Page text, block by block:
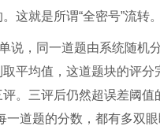
这就是所谓“全密号”流转。
说，同一道题由系统随机
平均值，这道题块的评分
。三评后仍然超误差阈值
一道题的分数，都有多双